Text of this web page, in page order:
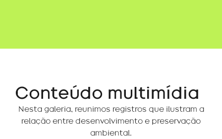
Conteúdo multimídia
Nesta galeria, reunimos registros que ilustram a
relação entre desenvolvimento e preservação
ambiental.